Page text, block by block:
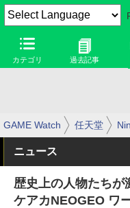
カテゴリ 過去記事
GAME Watch 任天堂
ニュース
歴史上の人物たち
ケアカNEOGEO ワ